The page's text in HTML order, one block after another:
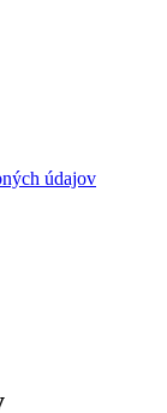
údajov